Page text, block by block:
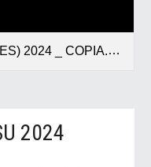
2024 _ COPIA.pdf
2024